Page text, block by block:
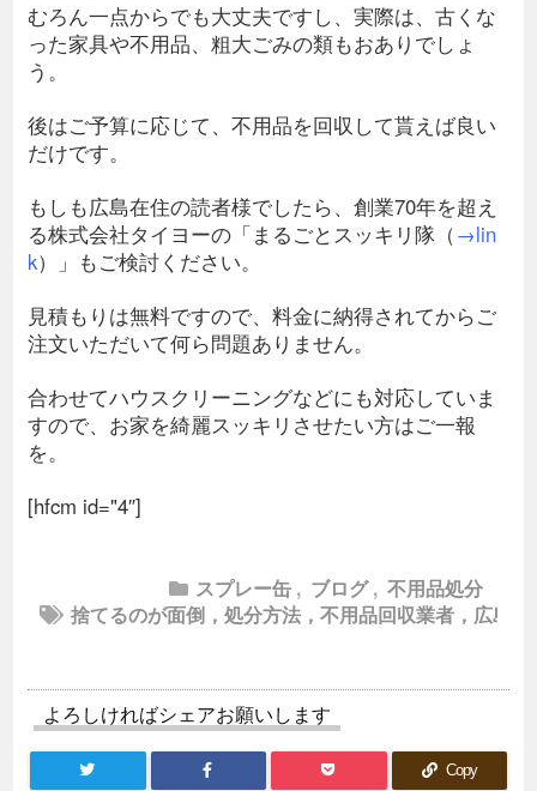
むろん一点からでも大丈夫ですし、実際は、古くな
った家具や不用品、粗大ごみの類もおありでしょ
う。
後はご予算に応じて、不用品を回収して貰えば良い
だけです。
もしも広島在住の読者様でしたら、創業70年を超え
る株式会社タイヨーの「まるごとスッキリ隊（→lin
k）」もご検討ください。
見積もりは無料ですので、料金に納得されてからご
注文いただいて何ら問題ありません。
合わせてハウスクリーニングなどにも対応していま
すので、お家を綺麗スッキリさせたい方はご一報
を。
[hfcm id="4″]
スプレー缶 , ブログ , 不用品処分
捨てるのが面倒，処分方法，不用品回収業者，広島
よろしければシェアお願いします
Copy